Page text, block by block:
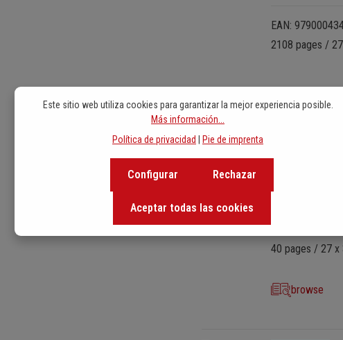
EAN:
2108 pages /
Omitir galería de imágenes
EAN:
40 pages / 27
browse
Este sitio web utiliza cookies para garantizar la mejor experiencia posible.
Más información...
Política de privacidad
Pie de imprenta
Rechazar
Configurar
Aceptar todas las cookies